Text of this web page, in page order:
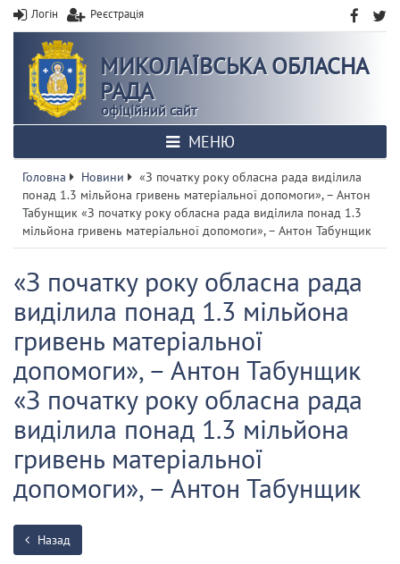
Логін Реєстрація
МИКОЛАЇВСЬКА ОБЛАСНА
РАДА
офіційний сайт
МЕНЮ
Головна Новини
«З початку року обласна рада виділила
понад 1.3 мільйона гривень матеріальної допомоги», – Антон
Табунщик «З початку року обласна рада виділила понад 1.3
мільйона гривень матеріальної допомоги», – Антон Табунщик
«З початку року обласна рада
виділила понад 1.3 мільйона
гривень матеріальної
допомоги», – Антон Табунщик
«З початку року обласна рада
виділила понад 1.3 мільйона
гривень матеріальної
допомоги», – Антон Табунщик
Назад